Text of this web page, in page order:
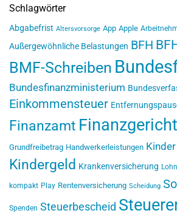
Schlagwörter
Abgabefrist Altersvorsorge App Apple
Außergewöhnliche Belastungen BFH
BMF-Schreiben
Bundesfinanzministerium
Einkommensteuer
Finanzamt Finanzgericht
Grundfreibetrag Handwerkerleistungen Kinder
Kindergeld Krankenversicherung
kompakt Play Rentenversicherung Scheidung
Spenden Steuerbescheid